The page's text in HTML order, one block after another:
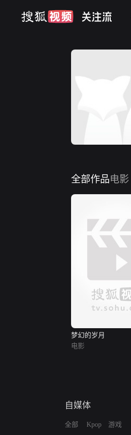
全部作品电影
梦幻的岁月
电影
自媒体
全部 Kpop 游戏